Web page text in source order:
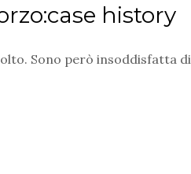
history
Sono però insoddisfatta di